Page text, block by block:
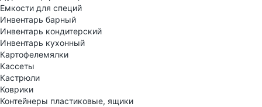
Емкости для специй
Инвентарь барный
Инвентарь кондитерский
Инвентарь кухонный
Картофелемялки
Кассеты
Кастрюли
Коврики
Контейнеры пластиковые, ящики